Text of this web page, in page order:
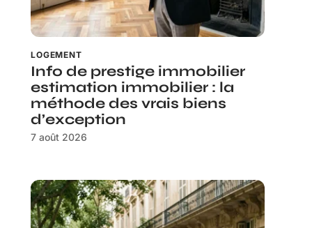
LOGEMENT
Info de prestige immobilier
estimation immobilier : la
méthode des vrais biens
d’exception
7 août 2026